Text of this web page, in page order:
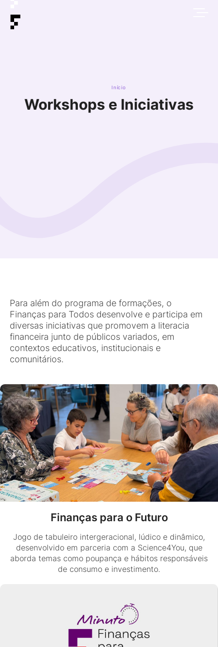
Início
Workshops e Iniciativas
Para além do programa de formações, o
Finanças para Todos desenvolve e participa em
diversas iniciativas que promovem a literacia
financeira junto de públicos variados, em
contextos educativos, institucionais e
comunitários.
Finanças para o Futuro
Jogo de tabuleiro intergeracional, lúdico e dinâmico,
desenvolvido em parceria com a Science4You, que
aborda temas como poupança e hábitos responsáveis
de consumo e investimento.